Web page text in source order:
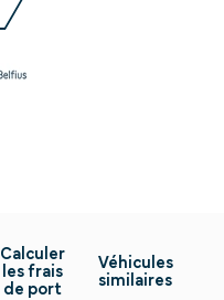
Calculer
les frais
de port
Véhicules
similaires